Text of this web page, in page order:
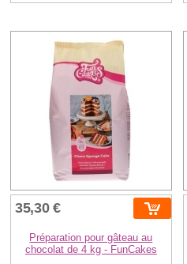
35,30 €
Préparation pour gâteau au
chocolat de 4 kg - FunCakes